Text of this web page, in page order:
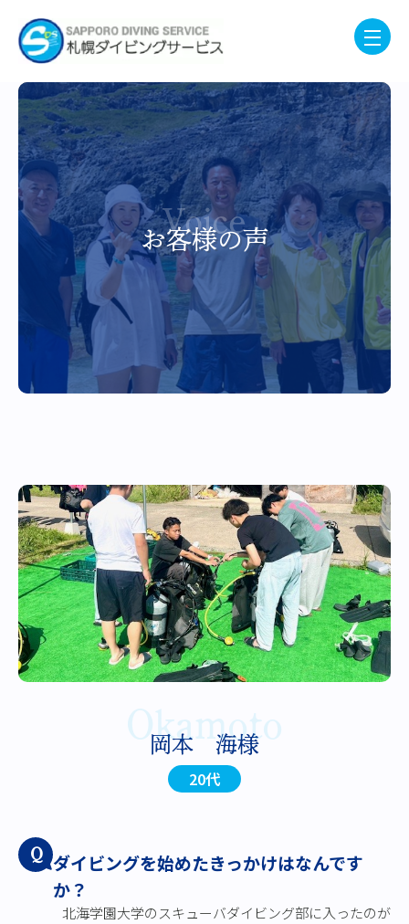
Voice
お客様の声
Okamoto
岡本 海様
20代
Q
ダイビングを始めたきっかけはなんです
か？
北海学園大学のスキューバダイビング部に入ったのが